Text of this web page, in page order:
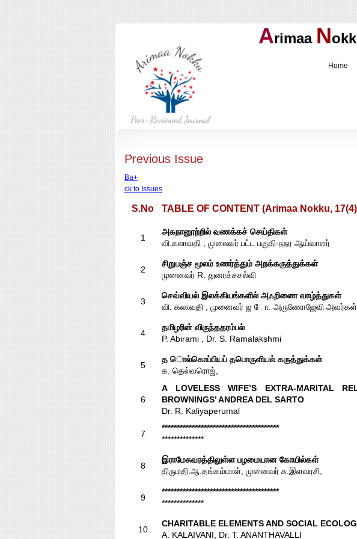
Arimaa N
Home
Previous Issue
Ba+
ck to Issues
S.No TABLE OF CONTENT (Arimaa Nokku,
1
அகநானூற்றில் வணக்கச் செய்திகள்
வி.கலாவதி , முலைவர் பட்ட பகுதி-நநர ஆய்வாளர்
2
சிறுபஞ்ச மூலம் உணர்த்தும் அறக்கருத்துக்கள்
முனைவர் R. துனரச்சசல்வி
3
செவ்வியல் இலக்கியங்களில் அஃறிணை வாழ்த்துகள்
வி. கலாவதி , முனைவர் ஜ ோ. அருணோஜேவி அவர்கள்.
4
தமிழரின் விருந்ததரம்பல்
P. Abirami , Dr. S. Ramalakshmi
5
த ொல்கொப்பியப் தபொருளியல் கருத்துக்கள்
க. தெல்வரொஜ்,
6
A LOVELESS WIFE’S EXTRA-MARITAL
BROWNINGS’ ANDREA DEL SARTO
Dr. R. Kaliyaperumal
7
***************************************
**************
8
இராமேசுவரத்திலுள்ள பழமையான கோயில்கள்
திருமதி.ஆ.தங்கம்மாள், முனைவர் சு.இளவரசி,
9
***************************************
**************
10
CHARITABLE ELEMENTS AND SOCIAL
A. KALAIVANI, Dr. T. ANANTHAVALLI